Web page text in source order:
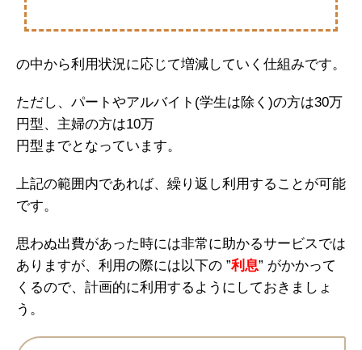
の中から利用状況に応じて増減していく仕組みです。
ただし、パートやアルバイト(学生は除く)の方は30万
円型、主婦の方は10万
円型までとなっています。
上記の範囲内であれば、繰り返し利用することが可能
です。
思わぬ出費があった時には非常に助かるサービスでは
ありますが、利用の際には以下の ”利息” がかかって
くるので、計画的に利用するようにしておきましょ
う。